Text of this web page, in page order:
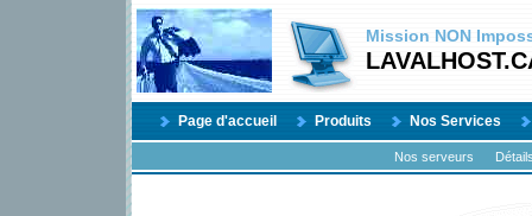
Mission NON
Page d'accueil Produits Nos Services
Nos serveurs